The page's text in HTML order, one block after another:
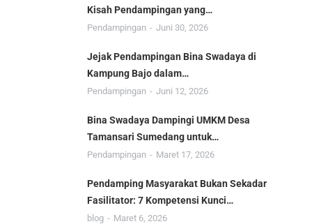
Kisah Pendampingan yang…
Pendampingan Juni 30, 2026
Jejak Pendampingan Bina Swadaya di
Kampung Bajo dalam…
Pendampingan Juni 12, 2026
Bina Swadaya Dampingi UMKM Desa
Tamansari Sumedang untuk…
Pendampingan Maret 17, 2026
Pendamping Masyarakat Bukan Sekadar
Fasilitator: 7 Kompetensi Kunci…
blog Maret 6, 2026